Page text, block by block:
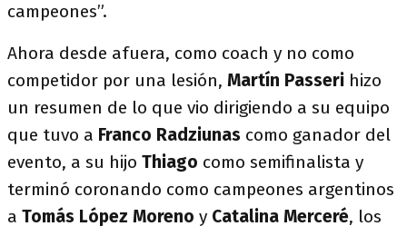
campeones”.
Ahora desde afuera, como coach y no como
competidor por una lesión, Martín Passeri hizo
un resumen de lo que vio dirigiendo a su equipo
que tuvo a Franco Radziunas como ganador del
evento, a su hijo Thiago como semifinalista y
terminó coronando como campeones argentinos
a Tomás López Moreno y Catalina Merceré, los